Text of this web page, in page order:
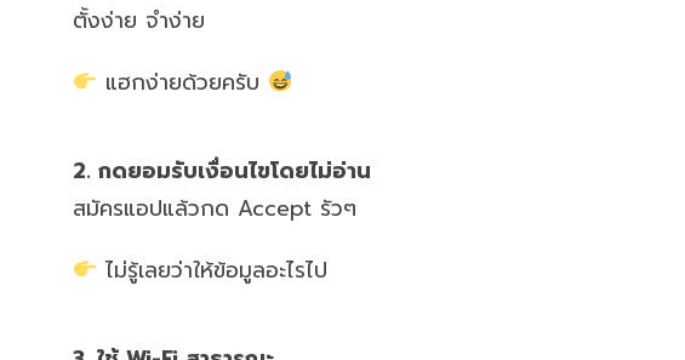
ตั้งง่าย จำง่าย
แฮกง่ายด้วยครับ
2. กดยอมรับเงื่อนไขโดยไม่อ่าน
สมัครแอปแล้วกด Accept รัวๆ
ไม่รู้เลยว่าให้ข้อมูลอะไรไป